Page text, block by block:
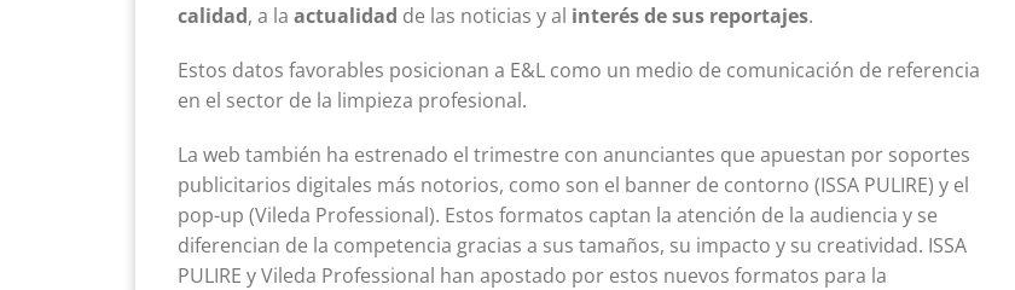
calidad, a la actualidad de las noticias y al interés de sus reportajes.
Estos datos favorables posicionan a E&L como un medio de comunicación de referencia
en el sector de la limpieza profesional.
La web también ha estrenado el trimestre con anunciantes que apuestan por soportes
publicitarios digitales más notorios, como son el banner de contorno (ISSA PULIRE) y el
pop-up (Vileda Professional). Estos formatos captan la atención de la audiencia y se
diferencian de la competencia gracias a sus tamaños, su impacto y su creatividad. ISSA
PULIRE y Vileda Professional han apostado por estos nuevos formatos para la